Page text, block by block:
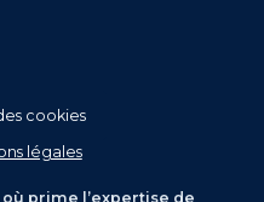
cookies
légales
prime l’expertise de